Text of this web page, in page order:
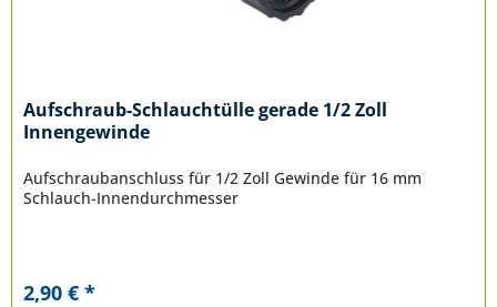
Aufschraub-Schlauchtülle gerade 1/2 Zoll
Innengewinde
Aufschraubanschluss für 1/2 Zoll Gewinde für 16 mm
Schlauch-Innendurchmesser
2,90 € *